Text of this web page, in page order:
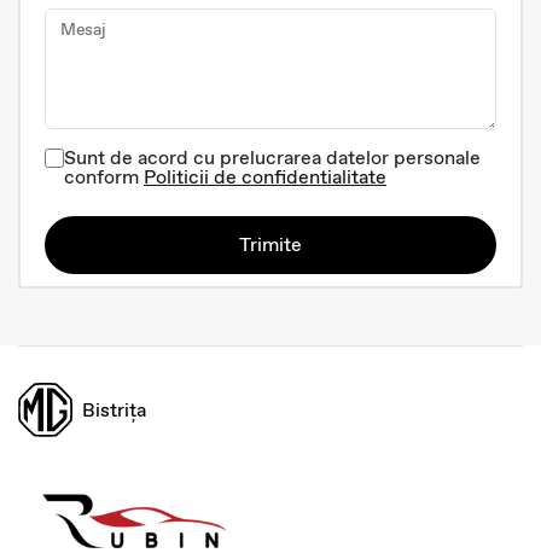
Mesaj
Sunt de acord cu prelucrarea datelor personale
conform Politicii de confidentialitate
Trimite
Bistrița